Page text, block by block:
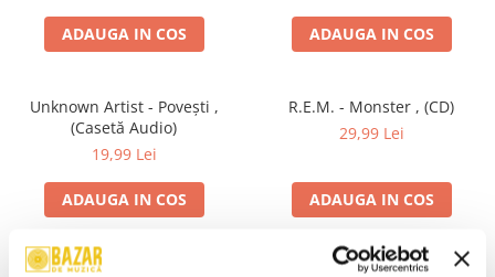
ADAUGA IN COS ADAUGA IN COS
Unknown Artist - Povești ,
(Casetă Audio)
19,99 Lei
ADAUGA IN COS
R.E.M. - Monster , (CD)
29,99 Lei
ADAUGA IN COS
Irina Rimes – Acasă , (Disc
Mădălina Manole - Dulce De